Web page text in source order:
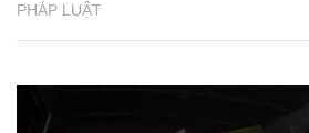
PHÁP LUẬT